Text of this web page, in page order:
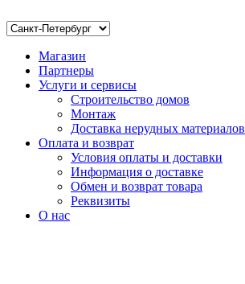
Магазин
Партнеры
Услуги и сервисы
Строительство домов
Монтаж
Доставка нерудных материалов
Оплата и возврат
Условия оплаты и доставки
Информация о доставке
Обмен и возврат товара
Реквизиты
О нас